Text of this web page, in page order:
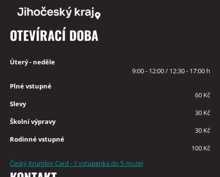
OTEVÍRACÍ DOBA
Úterý - neděle
9:00 - 12:00 / 12:30 - 17:00 h
Plné vstupné
60 Kč
Slevy
30 Kč
Školní výpravy
30 Kč
Rodinné vstupné
100 Kč
Český Krumlov Card - 1 vstupenka do 5 muzeí